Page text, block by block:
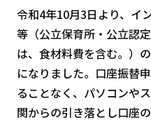
令和4年10月3日より、イ
等（公立保育所・公立認
は、食材料費を含む。）
になりました。口座振替
ることなく、パソコンや
関からの引き落とし口座